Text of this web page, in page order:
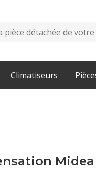
Climatiseurs
Midea